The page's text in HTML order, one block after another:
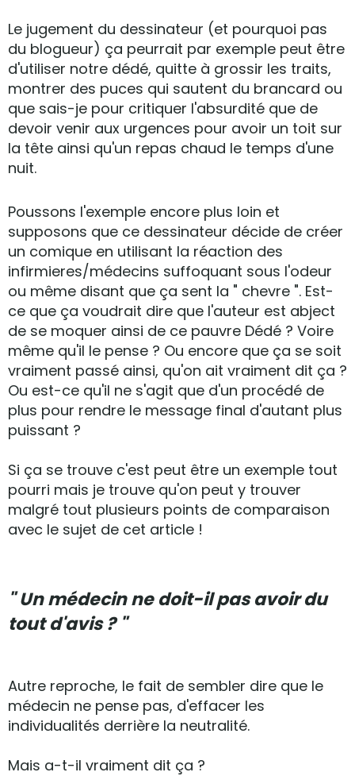
Le jugement du dessinateur (et pourquoi pas
du blogueur) ça peurrait par exemple peut être
d'utiliser notre dédé, quitte à grossir les traits,
montrer des puces qui sautent du brancard ou
que sais-je pour critiquer l'absurdité que de
devoir venir aux urgences pour avoir un toit sur
la tête ainsi qu'un repas chaud le temps d'une
nuit.
Poussons l'exemple encore plus loin et
supposons que ce dessinateur décide de créer
un comique en utilisant la réaction des
infirmieres/médecins suffoquant sous l'odeur
ou même disant que ça sent la " chevre ". Est-
ce que ça voudrait dire que l'auteur est abject
de se moquer ainsi de ce pauvre Dédé ? Voire
même qu'il le pense ? Ou encore que ça se soit
vraiment passé ainsi, qu'on ait vraiment dit ça ?
Ou est-ce qu'il ne s'agit que d'un procédé de
plus pour rendre le message final d'autant plus
puissant ?
Si ça se trouve c'est peut être un exemple tout
pourri mais je trouve qu'on peut y trouver
malgré tout plusieurs points de comparaison
avec le sujet de cet article !
" Un médecin ne doit-il pas avoir du
tout d'avis ? "
Autre reproche, le fait de sembler dire que le
médecin ne pense pas, d'effacer les
individualités derrière la neutralité.
Mais a-t-il vraiment dit ça ?